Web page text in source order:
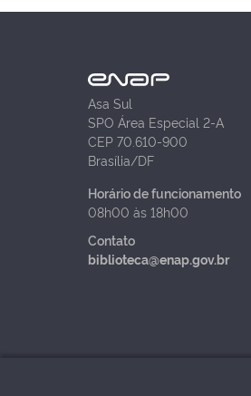
Asa Sul
SPO Área Especial 2-A
CEP 70.610-900
Brasília/DF
Horário de funcionamento
08h00 às 18h00
Contato
biblioteca@enap.gov.br